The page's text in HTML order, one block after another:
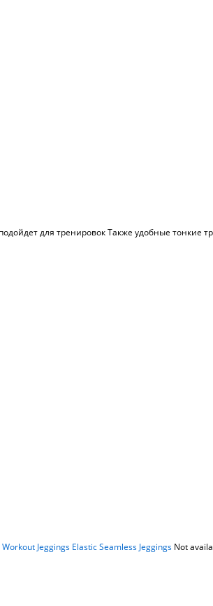
для тренировок Также удобные тонкие
Jeggings Elastic Seamless Jeggings Not